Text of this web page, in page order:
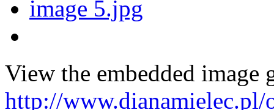
View the embedded image
http://